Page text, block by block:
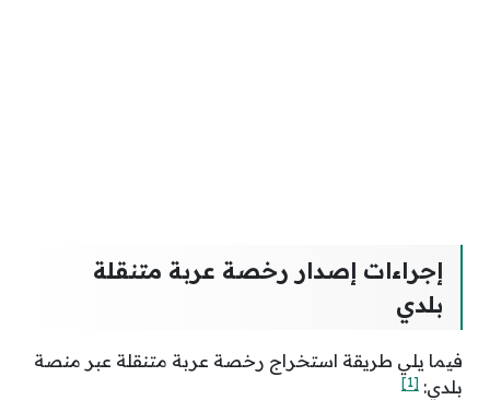
إجراءات إصدار رخصة عربة متنقلة
بلدي
فيما يلي طريقة استخراج رخصة عربة متنقلة عبر منصة
بلدي: [1]